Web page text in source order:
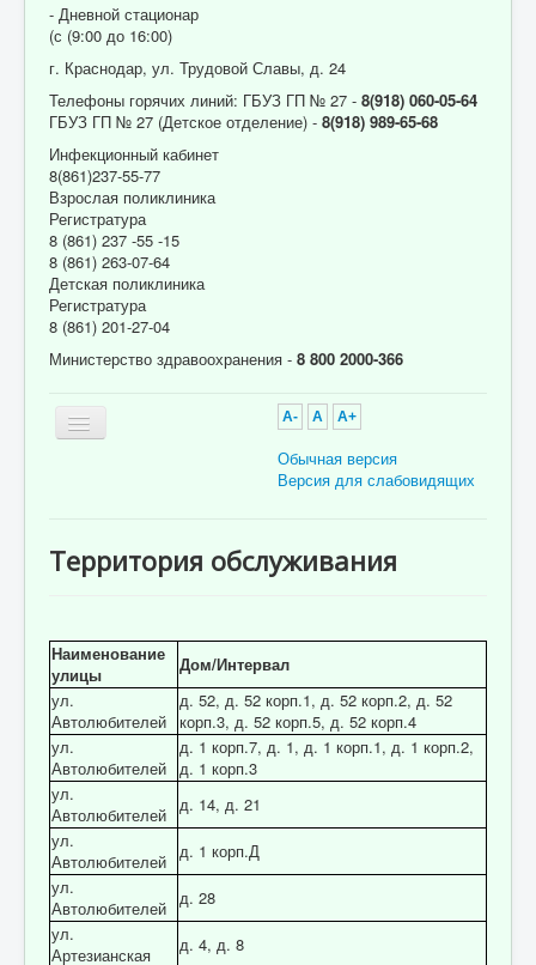
- Дневной стационар
(с (9:00 до 16:00)
г. Краснодар, ул. Трудовой Славы, д. 24
Телефоны горячих линий: ГБУЗ ГП № 27 - 8(918) 060-05-64
ГБУЗ ГП № 27 (Детское отделение) - 8(918) 989-65-68
Инфекционный кабинет
8(861)237-55-77
Взрослая поликлиника
Регистратура
8 (861) 237 -55 -15
8 (861) 263-07-64
Детская поликлиника
Регистратура
8 (861) 201-27-04
Министерство здравоохранения - 8 800 2000-366
A- A A+
Обычная версия
Версия для слабовидящих
Об учреждении
Информация для специалистов
Медицинская профилактика
Врачи
Контролирующие органы
Лекарственное обеспечение
Документы
Вакансии
Связаться с нами
Территория обслуживания
Наименование
улицы
Дом/Интервал
ул.
Автолюбителей
д. 52, д. 52 корп.1, д. 52 корп.2, д. 52
корп.3, д. 52 корп.5, д. 52 корп.4
ул.
Автолюбителей
д. 1 корп.7, д. 1, д. 1 корп.1, д. 1 корп.2,
д. 1 корп.3
ул.
Автолюбителей
д. 14, д. 21
ул.
Автолюбителей
д. 1 корп.Д
ул.
Автолюбителей
д. 28
ул.
Артезианская
д. 4, д. 8